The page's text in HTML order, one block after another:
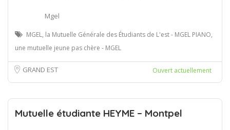
Mgel
MGEL, la Mutuelle Générale des Étudiants de L'est - MGEL PIANO,
une mutuelle jeune pas chère - MGEL
GRAND EST Ouvert actuellement
Mutuelle étudiante HEYME – Montpel